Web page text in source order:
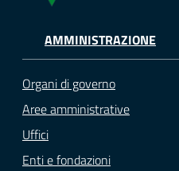
Seguici
su
AMMINISTRAZIONE
Organi di governo
Aree amministrative
Uffici
Enti e fondazioni